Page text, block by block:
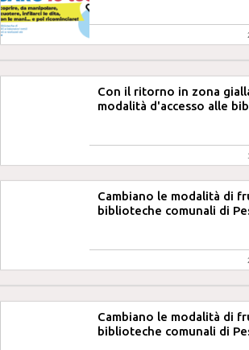
Con il ritorno in zona
modalità d'accesso alle
Cambiano le modalità di
biblioteche comunali di
Cambiano le modalità di
biblioteche comunali di